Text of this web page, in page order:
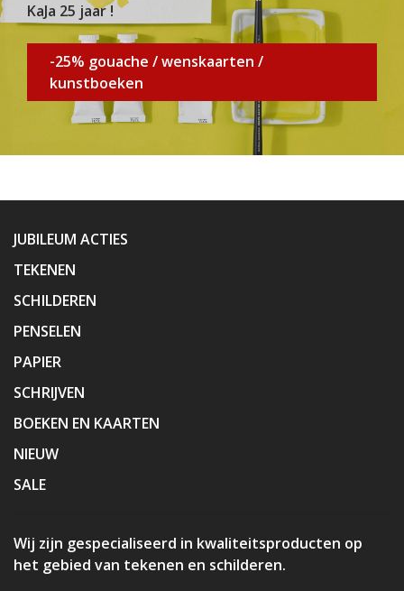
KaJa 25 jaar !
-25% gouache / wenskaarten /
kunstboeken
JUBILEUM ACTIES
TEKENEN
SCHILDEREN
PENSELEN
PAPIER
SCHRIJVEN
BOEKEN EN KAARTEN
NIEUW
SALE
Wij zijn gespecialiseerd in kwaliteitsproducten op
het gebied van tekenen en schilderen.